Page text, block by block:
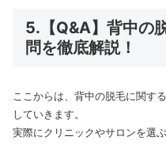
5.【Q&A】背中の
問を徹底解説！
ここからは、背中の脱毛に関す
していきます。
実際にクリニックやサロンを選